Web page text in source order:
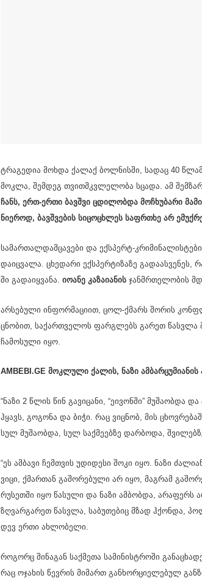
ტრა­გე­დია მოხ­და ქა­ლაქ ბოლ­ნის­ში, სა­დაც 40
მოკ­ლა, შემ­დეგ თვით­მკვლე­ლო­ბა სცა­და. ამ
ჩანს, ერთ-ერთი ბავ­შვი ცდი­ლობ­და მო­ჩხუ­ბა­რი
ნი­ე­როდ, ბავ­შვე­ბის სი­ცო­ცხლეს საფრ­თხე არ
სა­მარ­თალ­დამ­ცა­ვე­ბი და ექ­სპერტ-
და­იც­ვა­ლა. ცხე­და­რი ექ­სპერ­ტი­ზა­ზე გა­და­ას­ვე­ნეს,
ში გა­და­იყ­ვა­ნა. იო­ა­ნე კა­ზა­ი­ა­ნის ჯან­მრთე­ლო­ბის
არ­სე­ბუ­ლი ინ­ფორ­მა­ცი­ით, ცოლ-ქმარს შო­რის
ცნო­ბით, სა­ქარ­თვე­ლოს ფარ­გლებს გა­რეთ
ჩა­მო­სუ­ლი იყო.
AMBEBI.GE მოკ­ლუ­ლი ქა­ლის, ნაზი
“ნაზი 2 წლის წინ გა­ვი­ცა­ნი, “ეი­ვონ­ში” მუ­შა­ობ­და
ჰყავს, გო­გო­ნა და ბიჭი. რაც ვიც­ნობ, მის
სულ მუ­შა­ობ­და, სულ საქ­მე­ებ­ზე დარ­ბო­და,
“ეს ამ­ბა­ვი ჩემ­თვის უდი­დე­სი შოკი იყო. ნაზი
ვიცი, ქმარ­თან გა­შო­რე­ბუ­ლი არ იყო, მაგ­რამ
რუ­სეთ­ში იყო წა­სუ­ლი და ნაზი ამ­ბობ­და, არა­ფერს
ზღვარ­გა­რეთ წას­ვლა, სა­ბუ­თე­ბიც მზად ჰქონ­და,
დევ ერთი ახ­ლო­ბე­ლი.
რო­გორც ში­ნა­გან საქ­მე­თა სა­მი­ნის­ტრო­ში
რაც ოჯა­ხის წევ­რის მი­მართ გან­ხორ­ცი­ე­ლე­ბულ